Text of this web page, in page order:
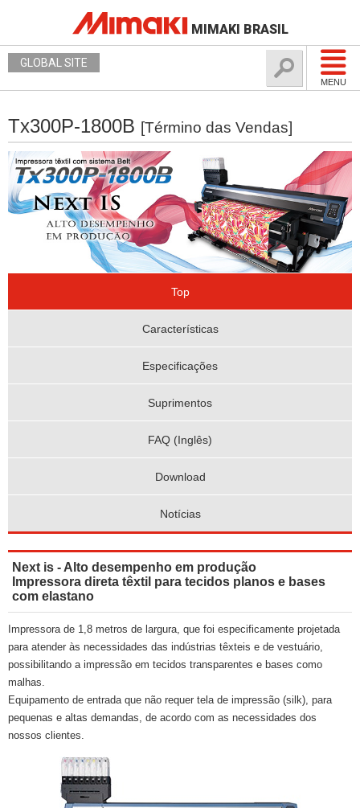
MIMAKI BRASIL
MENU
GLOBAL SITE
Tx300P-1800B [Término das Vendas]
Top
Características
Especificações
Suprimentos
FAQ (Inglês)
Download
Notícias
Next is - Alto desempenho em produção
Impressora direta têxtil para tecidos planos e bases
com elastano
Impressora de 1,8 metros de largura, que foi especificamente projetada
para atender às necessidades das indústrias têxteis e de vestuário,
possibilitando a impressão em tecidos transparentes e bases como
malhas.
Equipamento de entrada que não requer tela de impressão (silk), para
pequenas e altas demandas, de acordo com as necessidades dos
nossos clientes.